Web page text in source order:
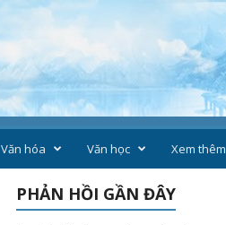
Văn hóa Văn học Xem thêm
PHẢN HỒI GẦN ĐÂY